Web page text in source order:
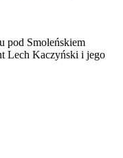
pod Smoleńskiem
Lech Kaczyński i jego